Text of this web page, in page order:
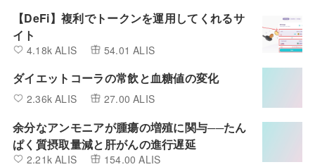
【DeFi】複利でトークンを運用してくれるサ
イト
4.18k ALIS 54.01 ALIS
ダイエットコーラの常飲と血糖値の変化
2.36k ALIS 27.00 ALIS
余分なアンモニアが腫瘍の増殖に関与──たん
ぱく質摂取量減と肝がんの進行遅延
2.21k ALIS 154.00 ALIS